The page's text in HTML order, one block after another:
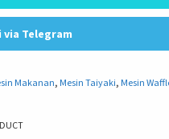
via Telegram
Makanan, Mesin Taiyaki, Mesin